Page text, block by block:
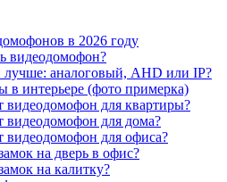
в 2026 году
видеодомофон?
аналоговый, AHD или IP?
в интерьере (фото примерка)
видеодомофон для квартиры?
видеодомофон для дома?
видеодомофон для офиса?
на дверь в офис?
на калитку?